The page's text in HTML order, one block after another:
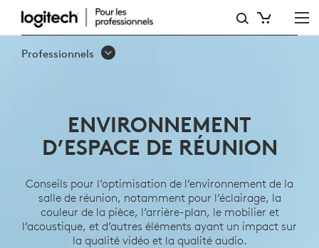
ENVIRONNEMENT
D’ESPACE
Professionnels
ENVIRONNEMENT
D’ESPACE DE RÉUNION
Conseils pour l’optimisation de l’environnement de la
salle de réunion, notamment pour l’éclairage, la
couleur de la pièce, l’arrière-plan, le mobilier et
l’acoustique, et d’autres éléments ayant un impact sur
la qualité vidéo et la qualité audio.